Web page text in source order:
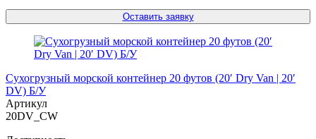
Оставить заявку
Сухогрузный морской контейнер 20 футов (20′ Dry Van | 20′
DV) Б/У
Артикул
20DV_CW